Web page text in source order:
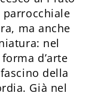
parrocchiale
ma anche
nel
d’arte
della
Già nel